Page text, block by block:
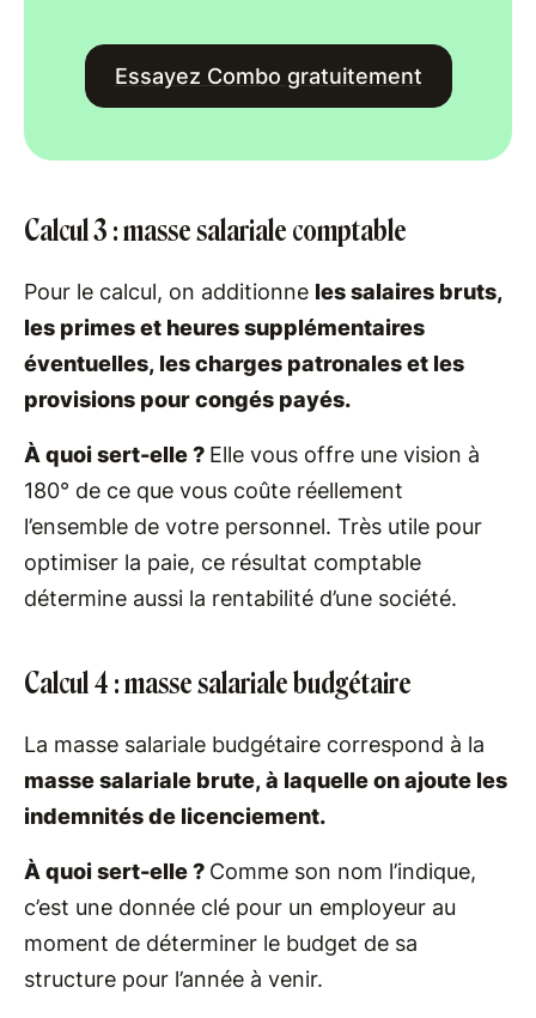
Essayez Combo gratuitement
Calcul 3 : masse salariale comptable
Pour le calcul, on additionne les salaires bruts,
les primes et heures supplémentaires
éventuelles, les charges patronales et les
provisions pour congés payés.
À quoi sert-elle ? Elle vous offre une vision à
180° de ce que vous coûte réellement
l’ensemble de votre personnel. Très utile pour
optimiser la paie, ce résultat comptable
détermine aussi la rentabilité d’une société.
Calcul 4 : masse salariale budgétaire
La masse salariale budgétaire correspond à la
masse salariale brute, à laquelle on ajoute les
indemnités de licenciement.
À quoi sert-elle ? Comme son nom l’indique,
c’est une donnée clé pour un employeur au
moment de déterminer le budget de sa
structure pour l’année à venir.